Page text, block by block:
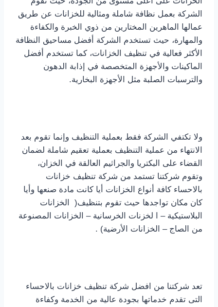
الشركة بعمل نظافة شاملة ومثالية للخزانات عن طريق
عمالها الماهرين المختارين من ذوي الخبرة والكفاءة
والمهارة، حيث تستخدم الشركة أفضل مساحيق النظافة
الأكثر فعالية في تنظيف الخزانات، كما تستخدم أفضل
الماكينات والأجهزة المتخصصة في إذابة الدهون
والترسبات الصلبة مثل الأجهزة البخارية.
ولا تكتفي الشركة فقط بعملية التنظيف وإنما تقوم بعد
الانتهاء من عملية التنظيف بعملية تعقيم شاملة لضمان
القضاء على البكتريا والجراثيم العالقة في الخزان،
وتقوم شركتنا تستمد من شركة تنظيف خزانات
بالاحساء كافة أنواع الخزانات أيا كانت مادة صنعها وأيا
كان مكان تواجدها حيث تقوم بتنظيف( الخزانات
البلاستيكية – ا لخزنات الخرسانية – الخزانات المصنوعة
من الصاج – الخزانات الأرضية) .
تعد شركتنا من افضل شركة تنظيف خزانات بالاحساء
التى تقدم خدماتها بجودة عالية من الخدمة وكفاءة